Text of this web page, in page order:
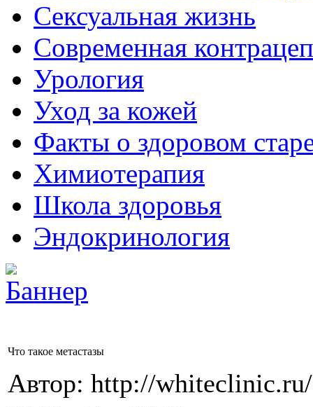
Сексуальная жизнь
Современная
Урология
Уход за кожей
Факты о здоровом
Химиoтерапия
Школа здоровья
Эндокринология
Что такое метастазы
Автор: http://